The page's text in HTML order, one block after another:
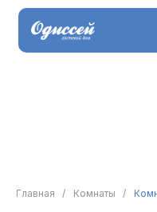
Комнаты /
Главная /